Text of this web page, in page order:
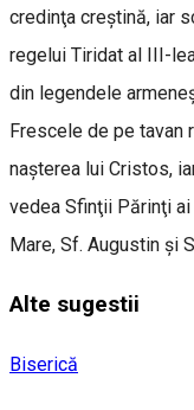
credinţa creştină, iar
regelui Tiridat al III-
din legendele
Frescele de pe tavan
naşterea lui Cristos,
vedea Sfinţii Părinţi
Mare, Sf. Augustin şi
Alte sugestii
Biserică